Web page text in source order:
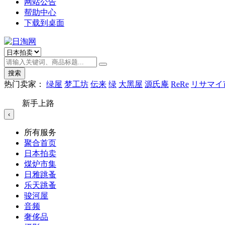
网站公告
帮助中心
下载到桌面
搜索
热门卖家： 绿屋 梦工坊 伝来 绿 大黑屋 源氏庵 ReRe リサマ
新手上路
‹
所有服务
聚合首页
日本拍卖
煤炉市集
日雅跳蚤
乐天跳蚤
骏河屋
音频
奢侈品